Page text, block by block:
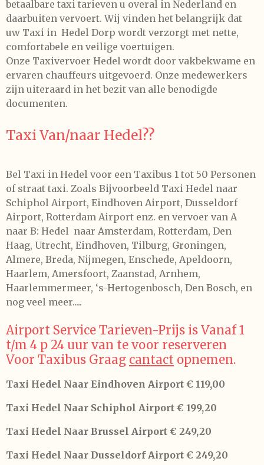
betaalbare taxi tarieven u overal in Nederland en
daarbuiten vervoert. Wij vinden het belangrijk dat
uw Taxi in Hedel Dorp wordt verzorgt met nette,
comfortabele en veilige voertuigen.
Onze Taxivervoer Hedel wordt door vakbekwame en
ervaren chauffeurs uitgevoerd. Onze medewerkers
zijn uiteraard in het bezit van alle benodigde
documenten.
Taxi Van/naar Hedel??
Bel Taxi in Hedel voor een Taxibus 1 tot 50 Personen
of straat taxi. Zoals Bijvoorbeeld Taxi Hedel naar
Schiphol Airport, Eindhoven Airport, Dusseldorf
Airport, Rotterdam Airport enz. en vervoer van A
naar B: Hedel naar Amsterdam, Rotterdam, Den
Haag, Utrecht, Eindhoven, Tilburg, Groningen,
Almere, Breda, Nijmegen, Enschede, Apeldoorn,
Haarlem, Amersfoort, Zaanstad, Arnhem,
Haarlemmermeer, ‘s-Hertogenbosch, Den Bosch, en
nog veel meer.....
Airport Service Tarieven-Prijs is Vanaf 1
t/m 4 p 24 uur van te voor reserveren
Voor Taxibus Graag cantact opnemen.
Taxi Hedel Naar Eindhoven Airport € 119,00
Taxi Hedel Naar Schiphol Airport € 199,20
Taxi Hedel Naar Brussel Airport € 249,20
Taxi Hedel Naar Dusseldorf Airport € 249,20